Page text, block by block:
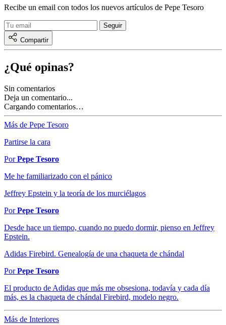
Recibe un email con todos los nuevos artículos de Pepe Tesoro
Compartir
¿Qué opinas?
Sin comentarios
Deja un comentario...
Cargando comentarios…
Más de Pepe Tesoro
Partirse la cara
PorPepe Tesoro
Me he familiarizado con el pánico
Jeffrey Epstein y la teoría de los murciélagos
PorPepe Tesoro
Desde hace un tiempo, cuando no puedo dormir, pienso en Jeffrey
Epstein.
Adidas Firebird. Genealogía de una chaqueta de chándal
PorPepe Tesoro
El producto de Adidas que más me obsesiona, todavía y cada día
más, es la chaqueta de chándal Firebird, modelo negro.
Más de Interiores